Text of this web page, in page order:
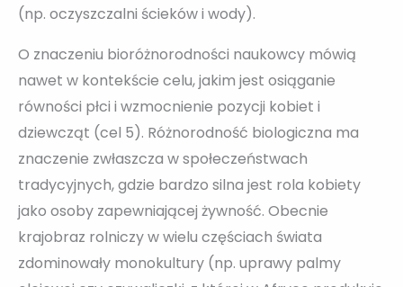
(np. oczyszczalni ścieków i wody).
O znaczeniu bioróżnorodności naukowcy mówią
nawet w kontekście celu, jakim jest osiąganie
równości płci i wzmocnienie pozycji kobiet i
dziewcząt (cel 5). Różnorodność biologiczna ma
znaczenie zwłaszcza w społeczeństwach
tradycyjnych, gdzie bardzo silna jest rola kobiety
jako osoby zapewniającej żywność. Obecnie
krajobraz rolniczy w wielu częściach świata
zdominowały monokultury (np. uprawy palmy